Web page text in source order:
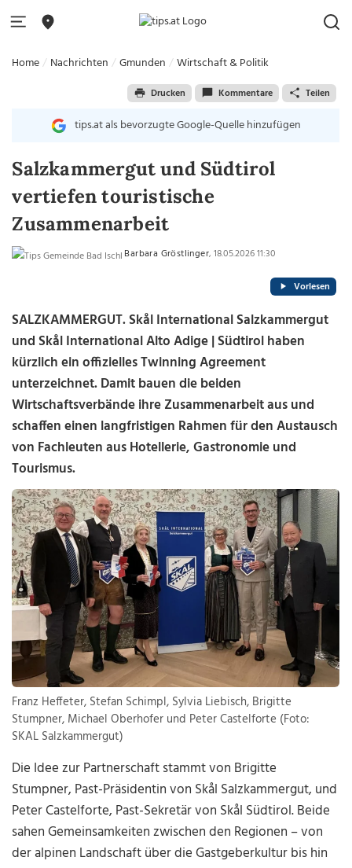
Home Nachrichten Gmunden Wirtschaft & Politik
Drucken Kommentare Teilen
tips.at als bevorzugte Google-Quelle hinzufügen
Salzkammergut und Südtirol
vertiefen touristische
Zusammenarbeit
Barbara Gröstlinger, 18.05.2026 11:30
Vorlesen
SALZKAMMERGUT. Skål International Salzkammergut
und Skål International Alto Adige | Südtirol haben
kürzlich ein offizielles Twinning Agreement
unterzeichnet. Damit bauen die beiden
Wirtschaftsverbände ihre Zusammenarbeit aus und
schaffen einen langfristigen Rahmen für den Austausch
von Fachleuten aus Hotellerie, Gastronomie und
Tourismus.
Franz Heffeter, Stefan Schimpl, Sylvia Liebisch, Brigitte
Stumpner, Michael Oberhofer und Peter Castelforte (Foto:
SKAL Salzkammergut)
Die Idee zur Partnerschaft stammt von Brigitte
Stumpner, Past-Präsidentin von Skål Salzkammergut, und
Peter Castelforte, Past-Sekretär von Skål Südtirol. Beide
sahen Gemeinsamkeiten zwischen den Regionen – von
der alpinen Landschaft über die Gastgeberkultur bis hin